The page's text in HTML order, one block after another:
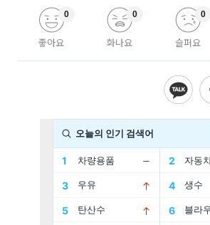
좋아요
0
화나요
0
슬퍼요
0